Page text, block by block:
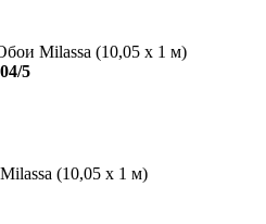
Milassa (10,05 х 1 м)
5
(10,05 х 1 м)